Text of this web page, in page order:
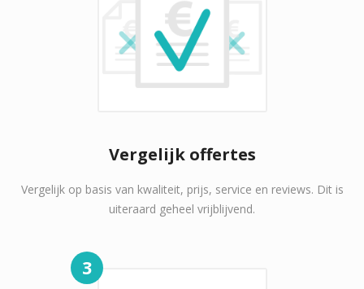
Vergelijk offertes
Vergelijk op basis van kwaliteit, prijs, service en reviews. Dit is
uiteraard geheel vrijblijvend.
3